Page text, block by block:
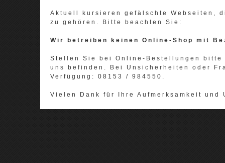
Aktuell kursieren gefälschte Webseiten,
zu gehören. Bitte beachten Sie:
Wir betreiben keinen Online-Shop mit
Stellen Sie bei Online-Bestellungen
uns befinden. Bei Unsicherheiten oder
Verfügung: 08153 / 984550.
Vielen Dank für Ihre Aufmerksamkeit und